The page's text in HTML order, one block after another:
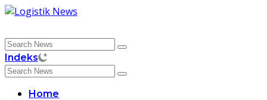
Skip
content
Indeks
Home